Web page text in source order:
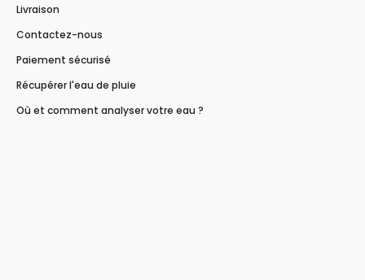
Livraison
Contactez-nous
Paiement sécurisé
Récupérer l'eau de pluie
Où et comment analyser votre eau ?